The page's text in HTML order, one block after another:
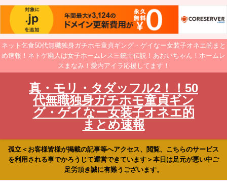
ネット乞食50代無職独身ガチホモ童貞ギング・ゲイなー女装子オネエ的まと
め速報！ネトゲ廃人は女子ホームレス三銃士伝説！あおいちゃん！ホームレ
スまなみ！愛内アイラ応援してます！
真・モリ・タダッフル2！！50
代無職独身ガチホモ童貞ギン
グ・ゲイなー女装子オネエ的
まとめ速報
孤立＜お客様皆様が掲載の記事等へアクセス、閲覧、こちらのサービス
を利用される事でかろうじて運営できています＞本日は足元が悪い中ご
足労頂き誠に有難うございます。